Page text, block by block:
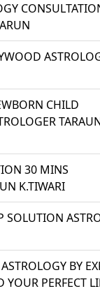
CHILD
30 MINS
K.TIWARI
SOLUTION
BY
YOUR PERFECT